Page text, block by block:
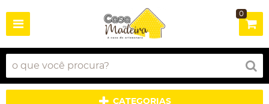
0
CATEGORIAS